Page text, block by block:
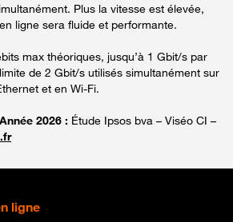
Plus la vitesse est élevée,
ligne sera fluide et performante.
max théoriques, jusqu’à 1 Gbit/s par
de 2 Gbit/s utilisés simultanément sur
et en Wi-Fi.
2026 : Étude Ipsos bva – Viséo CI –
ligne